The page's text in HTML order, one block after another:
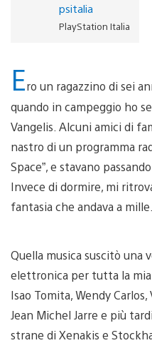
psitalia
PlayStation Italia
Ero un ragazzino di sei
quando in campeggio ho
Vangelis. Alcuni amici di
nastro di un programma
Space”, e stavano
Invece di dormire, mi
fantasia che andava a mille.
Quella musica suscitò una
elettronica per tutta la
Isao Tomita, Wendy
Jean Michel Jarre e più
strane di Xenakis e